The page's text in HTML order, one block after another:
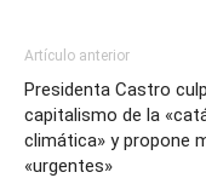
Artículo anterior
Presidenta Castro
capitalismo de la
climática» y propone
«urgentes»